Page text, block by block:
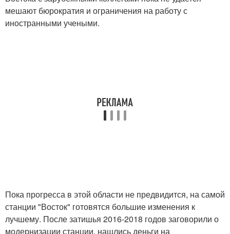
мешают бюрократия и ограничения на работу с
иностранными учеными.
Пока прогресса в этой области не предвидится, на самой
станции "Восток" готовятся большие изменения к
лучшему. После затишья 2016-2018 годов заговорили о
модернизации станции, нашлись деньги на